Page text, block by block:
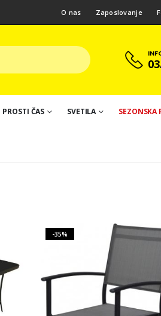
O nas Zaposlovanje
PROSTI ČAS SVETILA SEZONSKA
-35%